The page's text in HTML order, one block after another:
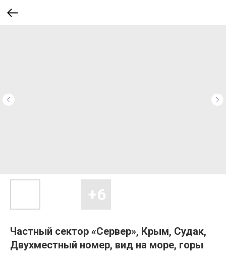
Частный сектор «Сервер», Крым, Судак,
Двухместный номер, вид на море, горы